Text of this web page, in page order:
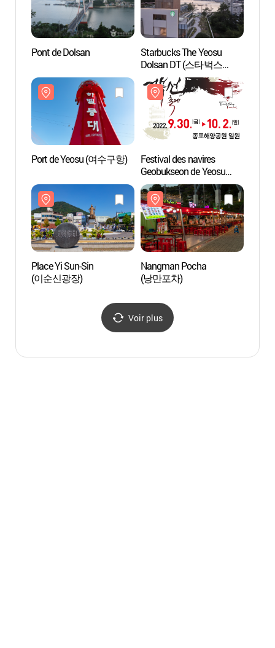
Pont de Dolsan
Starbucks The Yeosu
Dolsan DT (스타벅스
더여수돌산DT점)
Port de Yeosu (여수구항)
Festival des navires
Geobukseon de Yeosu
(여수 거북선축제)
Place Yi Sun-Sin
(이순신광장)
Nangman Pocha
(낭만포차)
Voir plus